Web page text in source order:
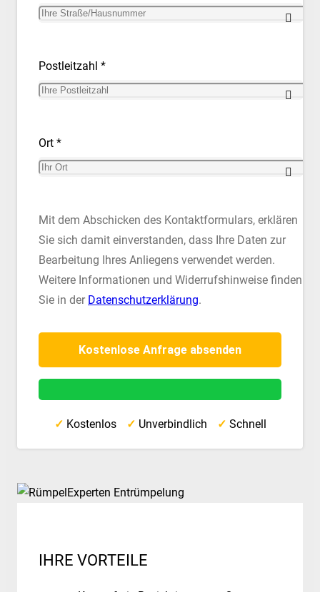
Postleitzahl *
Ort *
Mit dem Abschicken des Kontaktformulars, erklären
Sie sich damit einverstanden, dass Ihre Daten zur
Bearbeitung Ihres Anliegens verwendet werden.
Weitere Informationen und Widerrufshinweise finden
Sie in der Datenschutzerklärung.
✓ Kostenlos ✓ Unverbindlich ✓ Schnell
IHRE VORTEILE